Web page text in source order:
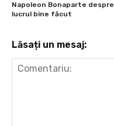
Napoleon Bonaparte despre
lucrul bine făcut
Lăsați un mesaj: